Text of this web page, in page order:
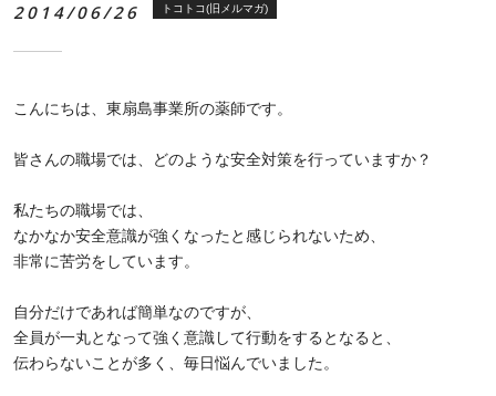
2014/06/26 トコトコ(旧メルマガ)
こんにちは、東扇島事業所の薬師です。
皆さんの職場では、どのような安全対策を行っていますか？
私たちの職場では、
なかなか安全意識が強くなったと感じられないため、
非常に苦労をしています。
自分だけであれば簡単なのですが、
全員が一丸となって強く意識して行動をするとなると、
伝わらないことが多く、毎日悩んでいました。